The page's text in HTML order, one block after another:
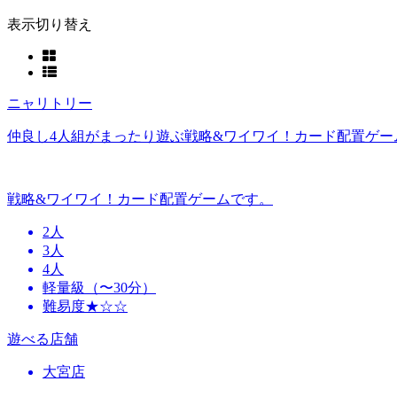
表示切り替え
ニャリトリー
仲良し4人組がまったり遊ぶ戦略&ワイワイ！カード配置ゲー
戦略&ワイワイ！カード配置ゲームです。
2人
3人
4人
軽量級（〜30分）
難易度★☆☆
遊べる店舗
大宮店